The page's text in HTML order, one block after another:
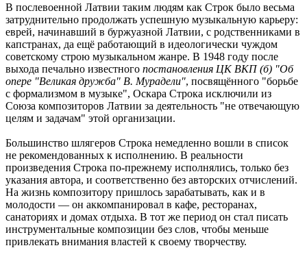
В послевоенной Латвии таким людям как Строк было весьма
затруднительно продолжать успешную музыкальную карьеру:
еврей, начинавший в буржуазной Латвии, с родственниками в
капстранах, да ещё работающий в идеологически чуждом
советскому строю музыкальном жанре. В 1948 году после
выхода печально известного постановления ЦК ВКП (б) "Об
опере "Великая дружба" В. Мурадели", посвящённого "борьбе
с формализмом в музыке", Оскара Строка исключили из
Союза композиторов Латвии за деятельность "не отвечающую
целям и задачам" этой организации.
Большинство шлягеров Строка немедленно вошли в список
не рекомендованных к исполнению. В реальности
произведения Строка по-прежнему исполнялись, только без
указания автора, и соответственно без авторских отчислений.
На жизнь композитору пришлось зарабатывать, как и в
молодости — он аккомпанировал в кафе, ресторанах,
санаториях и домах отдыха. В тот же период он стал писать
инструментальные композиции без слов, чтобы меньше
привлекать внимания властей к своему творчеству.